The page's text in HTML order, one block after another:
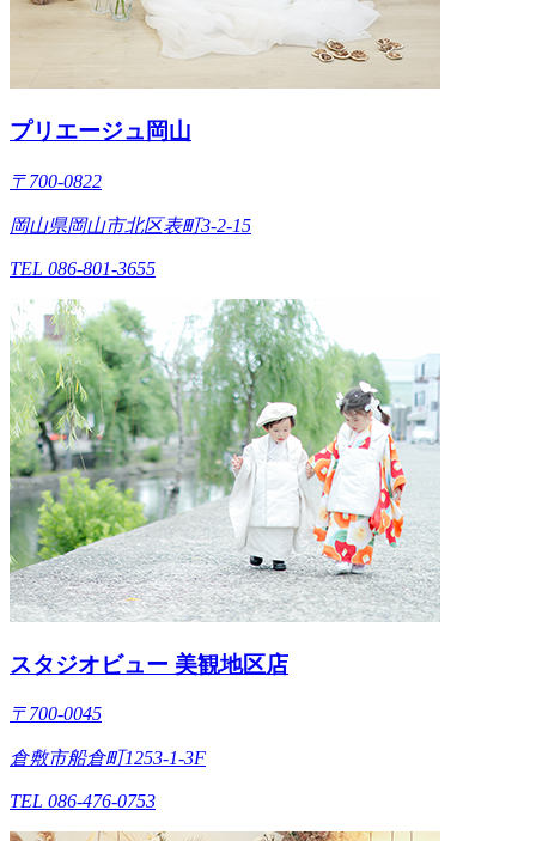
プリエージュ岡山
〒700-0822
岡山県岡山市北区表町3-2-15
TEL 086-801-3655
スタジオビュー 美観地区店
〒700-0045
倉敷市船倉町1253-1-3F
TEL 086-476-0753